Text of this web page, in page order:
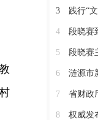
3 践行“文旅兴城
4 段晓赛
5 段晓赛
6 涟源市
7 省财政
8 权威发布丨中